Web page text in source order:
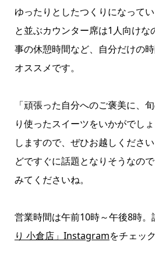
ゆったりとしたつくりになって
と並ぶカウンター席は1人向け
事の休憩時間など、自分だけの
オススメです。
「頑張った自分へのご褒美に、
り使ったスイーツをいかがでし
しますので、ぜひお越しくださ
どですぐに話題となりそうなの
みてくださいね。
営業時間は午前10時～午後8時。
り 小倉店」Instagramをチェッ